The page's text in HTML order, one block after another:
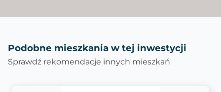
Podobne mieszkania w tej inwestycji
Sprawdź rekomendacje innych mieszkań